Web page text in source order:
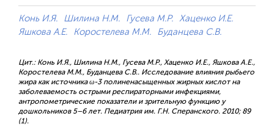
Конь И.Я. Шилина Н.М. Гусева М.Р. Хаценко И.Е.
Яшкова А.Е.
Коростелева М.М. Буданцева С.В.
Цит.: Конь И.Я., Шилина Н.М., Гусева М.Р., Хаценко И.Е., Яшкова А.Е.,
Коростелева М.М., Буданцева С.В.. Исследование влияния рыбьего
жира как источника ω-3 полиненасыщенных жирных кислот на
заболеваемость острыми респираторными инфекциями,
антропометрические показатели и зрительную функцию у
дошкольников 5–6 лет. Педиатрия им. Г.Н. Сперанского. 2010; 89
(1).